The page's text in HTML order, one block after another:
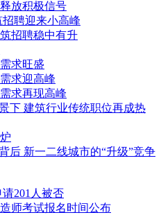
放积极信号
聘迎来小高峰
招聘稳中有升
求旺盛
求迎高峰
求再现高峰
下 建筑行业传统职位再成热
后 新一二线城市的“升级”竞争
201人被否
师考试报名时间公布